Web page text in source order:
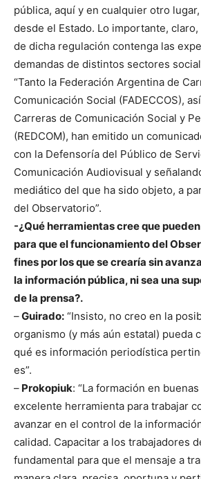
pública, aquí y en cualquier otro
desde el Estado. Lo importante,
de dicha regulación contenga las
demandas de distintos sectores
“Tanto la Federación Argentina de
Comunicación Social (FADECCOS),
Carreras de Comunicación Social y
(REDCOM), han emitido un
con la Defensoría del Público de
Comunicación Audiovisual y
mediático del que ha sido objeto, a
del Observatorio”.
-¿Qué herramientas cree que
para que el funcionamiento del
fines por los que se crearía sin
la información pública, ni sea una
de la prensa?.
–Guirado: “Insisto, no creo en la
organismo (y más aún estatal) pueda
qué es información periodística
es”.
– Prokopiuk: “La formación en
excelente herramienta para trabajar
avanzar en el control de la
calidad. Capacitar a los trabajadores
fundamental para que el mensaje a